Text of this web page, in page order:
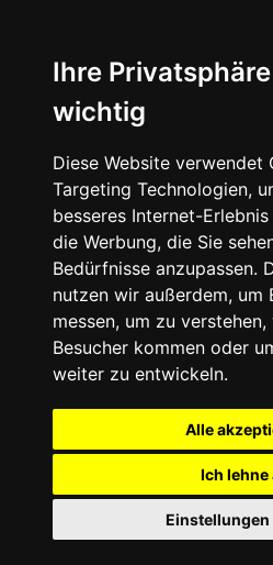
Ihre
wichtig
Diese Website verwendet
Targeting Technologien,
besseres Internet-
die Werbung, die Sie
Bedürfnisse anzupassen.
nutzen wir außerdem, um
messen, um zu
Besucher kommen oder
weiter zu entwickeln.
Alle
Ich lehne
Einstellungen